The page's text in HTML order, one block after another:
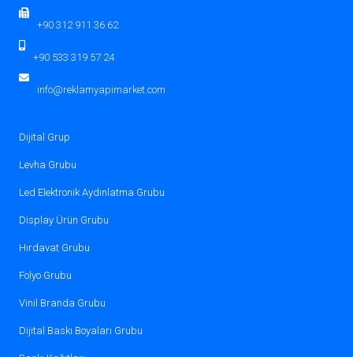
+90 312 911 36 62
+90 533 319 57 24
info@reklamyapimarket.com
Dijital Grup
Levha Grubu
Led Elektronik Aydınlatma Grubu
Display Ürün Grubu
Hırdavat Grubu
Folyo Grubu
Vinil Branda Grubu
Dijital Baskı Boyaları Grubu